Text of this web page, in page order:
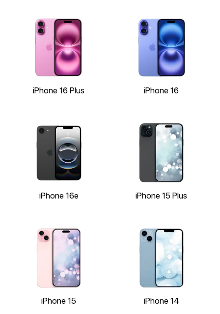
iPhone 16 Plus iPhone 16
iPhone 16e iPhone 15 Plus
iPhone 15 iPhone 14